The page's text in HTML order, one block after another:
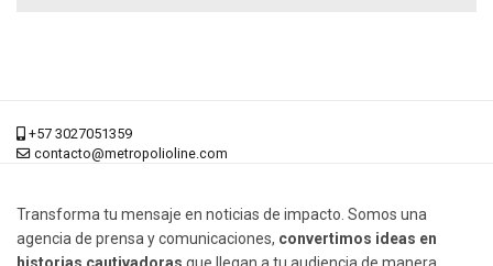
+57 3027051359
contacto@metropolioline.com
Transforma tu mensaje en noticias de impacto. Somos una
agencia de prensa y comunicaciones, convertimos ideas en